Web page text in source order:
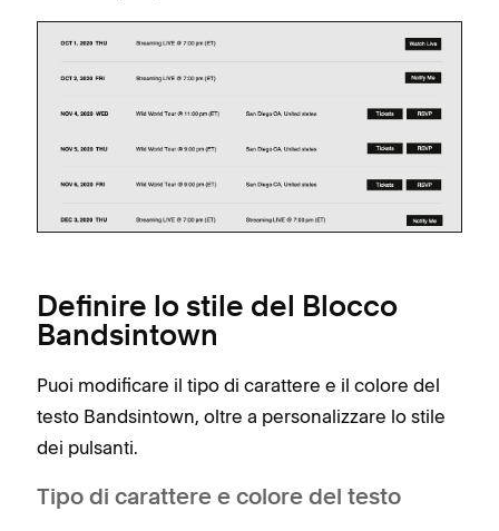
Definire lo stile del Blocco
Bandsintown
Puoi modificare il tipo di carattere e il colore del
testo Bandsintown, oltre a personalizzare lo stile
dei pulsanti.
Tipo di carattere e colore del testo